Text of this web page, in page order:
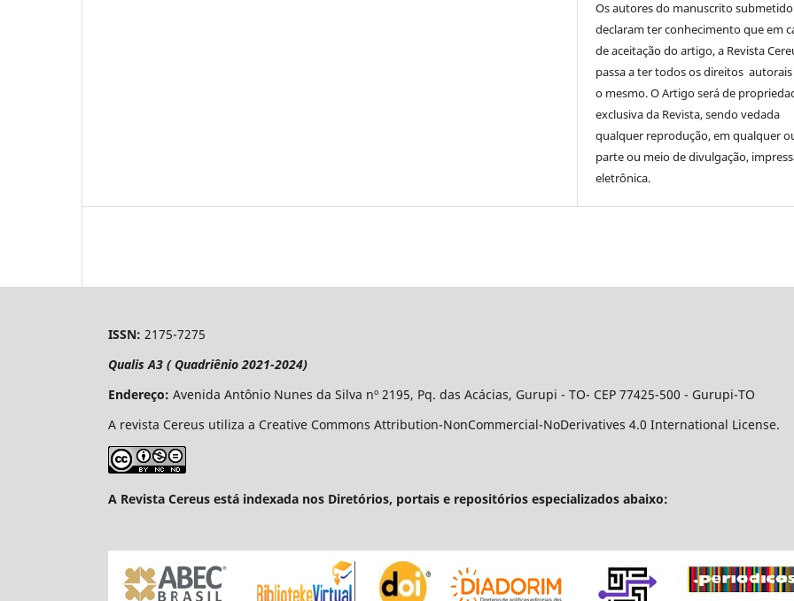
Os autores do manuscrito submetido
declaram ter conhecimento que em
de aceitação do artigo, a Revista
passa a ter todos os direitos
o mesmo. O Artigo será de
exclusiva da Revista, sendo vedada
qualquer reprodução, em qualquer
parte ou meio de divulgação,
eletrônica.
ISSN: 2175-7275
Qualis A3 ( Quadriênio 2021-2024)
Endereço: Avenida Antônio Nunes da Silva nº 2195, Pq. das Acácias, Gurupi - TO- CEP 77425-500 - Gurupi-TO
A revista Cereus utiliza a Creative Commons Attribution-NonCommercial-NoDerivatives 4.0 International License.
A Revista Cereus está indexada nos Diretórios, portais e repositórios especializados abaixo: